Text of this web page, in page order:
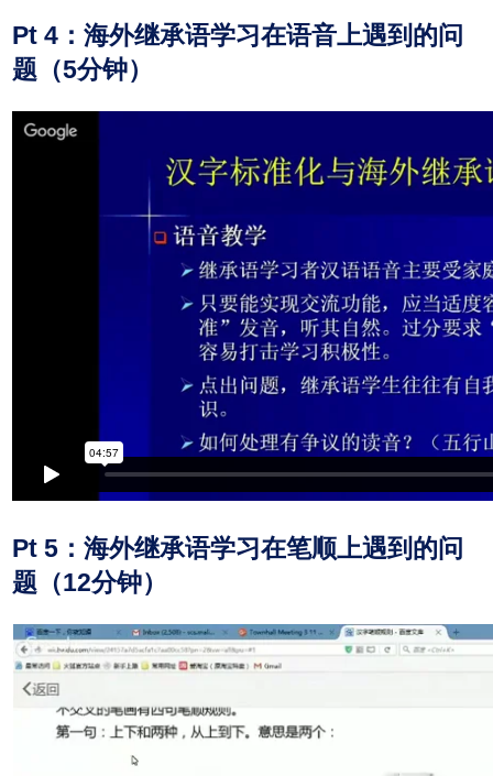
Pt 4：海外继承语学习在语音上遇到的问
题（5分钟）
Pt 5：海外继承语学习在笔顺上遇到的问
题（12分钟）